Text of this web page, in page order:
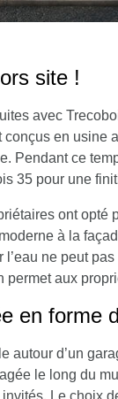
site !
avec
en usine
Pendant ce
35 pour une
ont
à la
l’eau ne peut
permet aux
en forme
autour d’un
le long du